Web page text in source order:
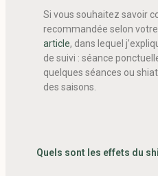
Si vous souhaitez savoir
recommandée selon
article, dans lequel
de suivi : séance
quelques séances ou
des saisons.
Quels sont les effets du